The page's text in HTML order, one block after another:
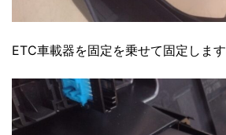
ETC車載器を固定を乗せて固定します